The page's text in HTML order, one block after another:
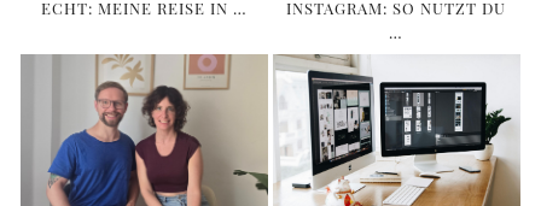
ECHT: MEINE REISE IN …
INSTAGRAM: SO NUTZT DU
…